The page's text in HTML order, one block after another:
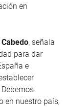
en
Cabedo, señala
para dar
e
en nuestro país,